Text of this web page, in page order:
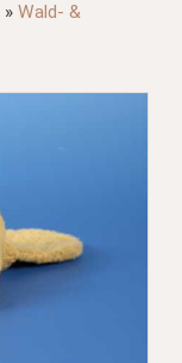
» Wald- &